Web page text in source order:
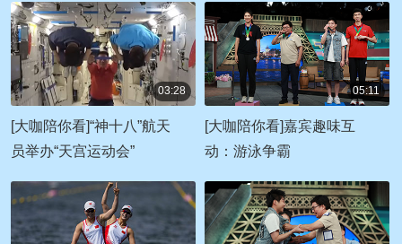
03:28
[大咖陪你看]“神十八”航天
员举办“天宫运动会”
05:11
[大咖陪你看]嘉宾趣味互
动：游泳争霸